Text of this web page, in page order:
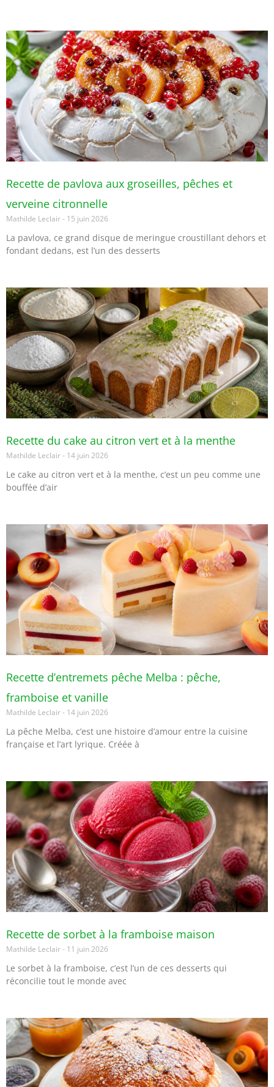
Recette de pavlova aux groseilles, pêches et
verveine citronnelle
Mathilde Leclair 15 juin 2026
La pavlova, ce grand disque de meringue croustillant dehors et
fondant dedans, est l’un des desserts
Recette du cake au citron vert et à la menthe
Mathilde Leclair 14 juin 2026
Le cake au citron vert et à la menthe, c’est un peu comme une
bouffée d’air
Recette d’entremets pêche Melba : pêche,
framboise et vanille
Mathilde Leclair 14 juin 2026
La pêche Melba, c’est une histoire d’amour entre la cuisine
française et l’art lyrique. Créée à
Recette de sorbet à la framboise maison
Mathilde Leclair 11 juin 2026
Le sorbet à la framboise, c’est l’un de ces desserts qui
réconcilie tout le monde avec